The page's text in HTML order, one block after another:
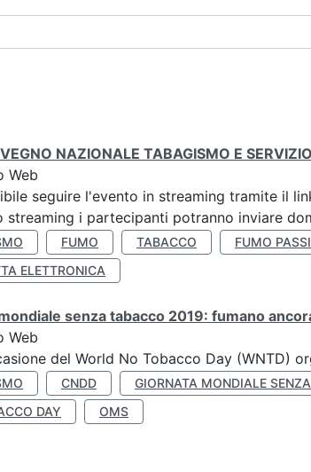
NAZIONALE TABAGISMO E
Web
seguire l'evento in streaming tramite il
streaming i partecipanti potranno inviare
FUMO TABACCO FUMO
ELETTRONICA
senza tabacco 2019: fumano
Web
del World No Tobacco Day (WNTD)
CNDD GIORNATA MONDIALE
DAY
OMS